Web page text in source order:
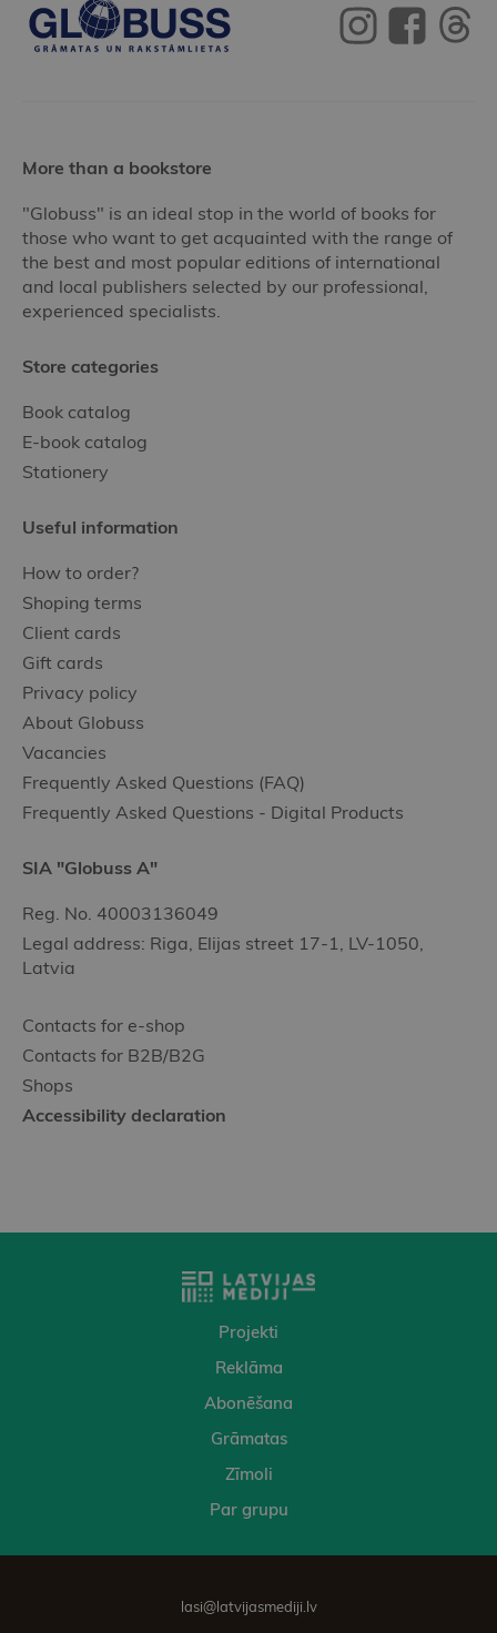
More than a bookstore
"Globuss" is an ideal stop in the world of books for
those who want to get acquainted with the range of
the best and most popular editions of international
and local publishers selected by our professional,
experienced specialists.
Store categories
Book catalog
E-book catalog
Stationery
Useful information
How to order?
Shoping terms
Client cards
Gift cards
Privacy policy
About Globuss
Vacancies
Frequently Asked Questions (FAQ)
Frequently Asked Questions - Digital Products
SIA "Globuss A"
Reg. No. 40003136049
Legal address: Riga, Elijas street 17-1, LV-1050,
Latvia
Contacts for e-shop
Contacts for B2B/B2G
Shops
Accessibility declaration
Projekti
Reklāma
Abonēšana
Grāmatas
Zīmoli
Par grupu
lasi@latvijasmediji.lv